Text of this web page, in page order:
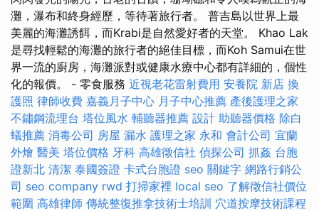
灘，瀑布和終身經歷，等待著旅行者。 普吉島以世界上最
美麗的海灘誘餌，而Krabi是自然愛好者的天堂。 Khao Lak
是尋找輕鬆的海灘的旅行者的絕佳目標，而Koh Samui在世
界一流的廚房，海灘派對或健康水療中心都有詳細的，個性
化的報價。 - 零食服務 近視老花雷射費用 安養院 新店 換
護照 律師收費 嘉義月子中心 月子中心推薦 產後護理之家
不鏽鋼流理台 塔位風水 輔聽器推薦 設計 助聽器價格 除白
蟻推薦 消毒公司 房屋 漏水 護理之家 永和 會計公司 宜蘭
外燴 醫美 塔位價格 牙科 高雄徵信社 偵探公司 抓姦 台胞
證新北 清潔 泰國簽證 卡式台胞證 seo 關鍵字 網路行銷公
司 seo company rwd 打掃家裡 local seo 了解徵信社價位
範圍 高雄律師 傳統整復推拿技術士培訓 穴道按摩技術課程